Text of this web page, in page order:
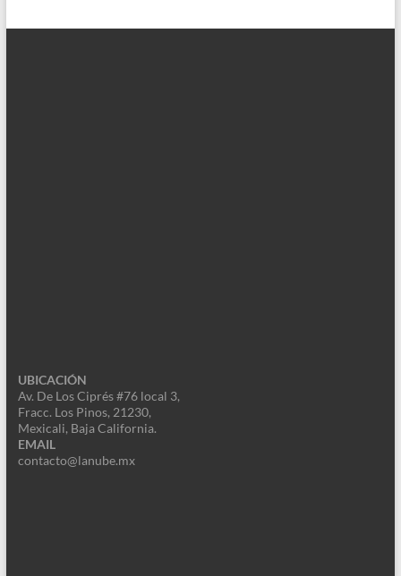
UBICACIÓN
Av. De Los Ciprés #76 local 3,
Fracc. Los Pinos, 21230,
Mexicali, Baja California.
EMAIL
contacto@lanube.mx